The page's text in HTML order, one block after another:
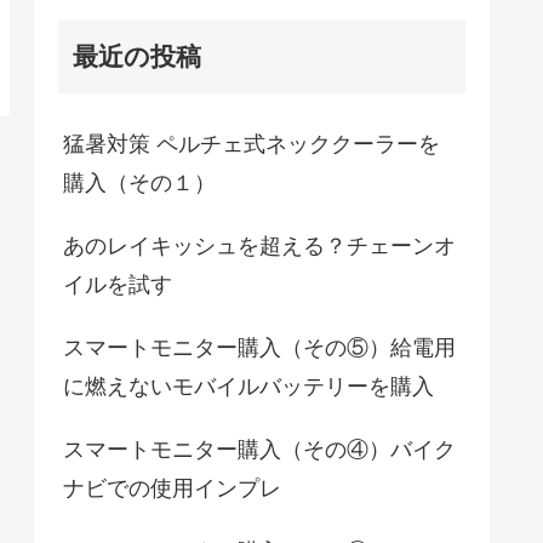
最近の投稿
猛暑対策 ペルチェ式ネッククーラーを
購入（その１）
あのレイキッシュを超える？チェーンオ
イルを試す
スマートモニター購入（その⑤）給電用
に燃えないモバイルバッテリーを購入
スマートモニター購入（その④）バイク
ナビでの使用インプレ